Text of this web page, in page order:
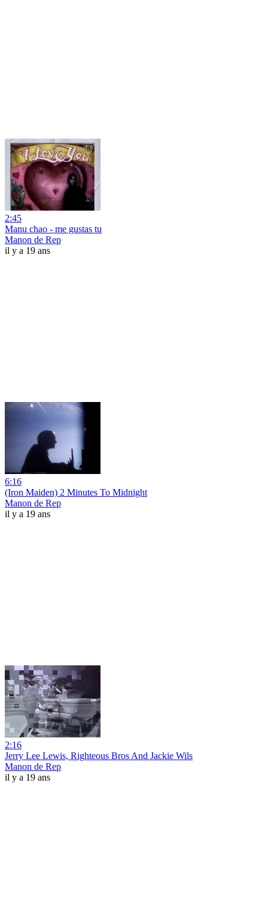
2:45
Manu chao - me gustas tu
Manon de Rep
il y a 19 ans
6:16
(Iron Maiden) 2 Minutes To Midnight
Manon de Rep
il y a 19 ans
2:16
Jerry Lee Lewis, Righteous Bros And Jackie Wils
Manon de Rep
il y a 19 ans